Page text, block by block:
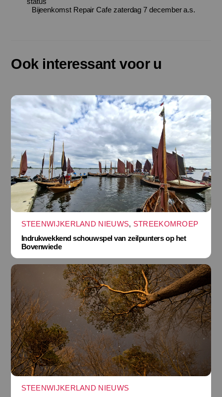
Bijeenkomst Repair Cafe zaterdag 7 december a.s.
Ook interessant voor u
STEENWIJKERLAND NIEUWS, STREEKOMROEP
Indrukwekkend schouwspel van zeilpunters op het
Bovenwiede
STEENWIJKERLAND NIEUWS